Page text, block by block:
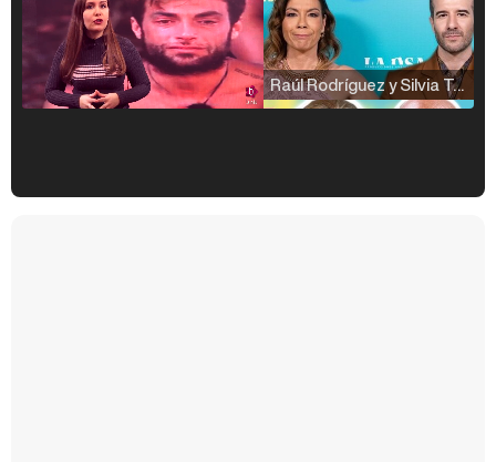
Raúl Rodríguez y Silvia Taulés nos cuentan su papel en 'La familia de la tele'